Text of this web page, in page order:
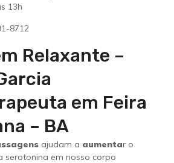
13h
8712
Relaxante –
em Feira
– BA
ajudam a aumentar o
serotonina em nosso corpo